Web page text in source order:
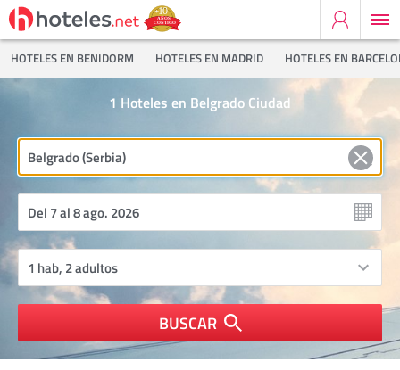
HOTELES EN BENIDORM HOTELES EN MADRID HOTELES EN
Hoteles en Belgrado Ciudad
1
BUSCAR